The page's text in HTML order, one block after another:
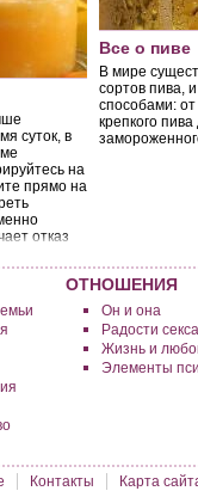
суток, в
на
прямо на
отказ
Все о пиве
В мире
сортов пива,
способами: от
крепкого пива
ОТНОШЕНИЯ
Он и она
Радости секса
Жизнь и
Элементы
Контакты Карта